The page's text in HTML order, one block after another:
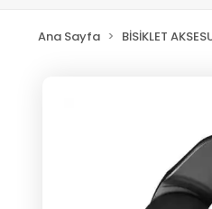
Ana Sayfa BİSİKLET